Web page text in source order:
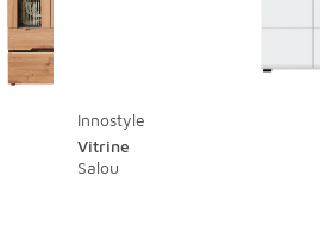
Innostyle
Vitrine
Salou